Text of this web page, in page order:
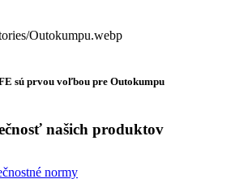
sú prvou voľbou pre Outokumpu
našich produktov